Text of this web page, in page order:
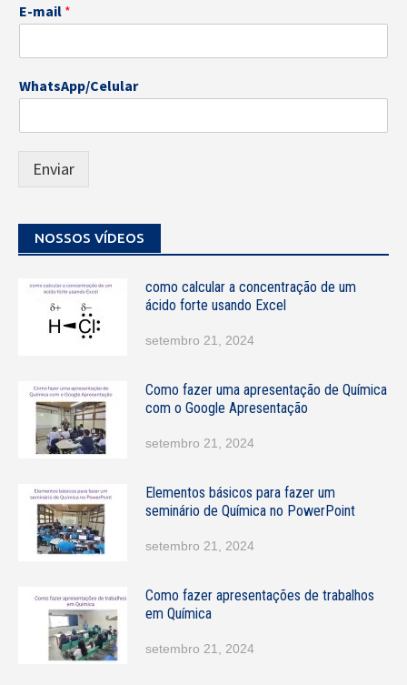
E-mail *
o
e
i
W
WhatsApp/Celular
Enviar
NOSSOS VÍDEOS
como calcular a concentração de um
ácido forte usando Excel
setembro 21, 2024
Como fazer uma apresentação de Química
com o Google Apresentação
setembro 21, 2024
Elementos básicos para fazer um
seminário de Química no PowerPoint
setembro 21, 2024
Como fazer apresentações de trabalhos
em Química
setembro 21, 2024